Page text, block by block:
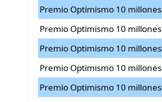
Premio Optimismo 10 millones
Premio Optimismo 10 millones
Premio Optimismo 10 millones
Premio Optimismo 10 millones
Premio Optimismo 10 millones